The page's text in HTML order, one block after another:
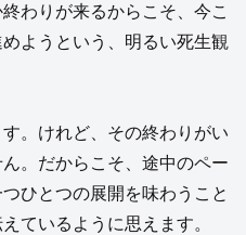
わりが来るからこそ、今こ
ようという、明るい死生観
。けれど、その終わりがい
。だからこそ、途中のペー
ひとつの展開を味わうこと
ているように思えます。